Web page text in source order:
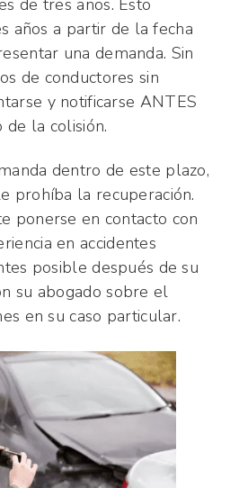
de tres años. Esto
años a partir de la fecha
una demanda. Sin
de conductores sin
y notificarse ANTES
la colisión.
dentro de este plazo,
prohíba la recuperación.
ponerse en contacto con
en accidentes
posible después de su
su abogado sobre el
en su caso particular.